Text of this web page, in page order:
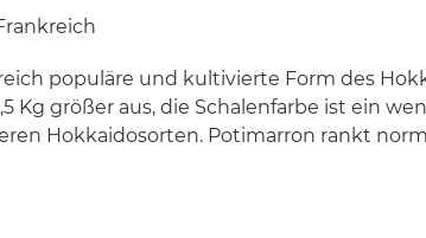
populäre und kultivierte Form des
Kg größer aus, die Schalenfarbe ist ein
Hokkaidosorten. Potimarron rankt